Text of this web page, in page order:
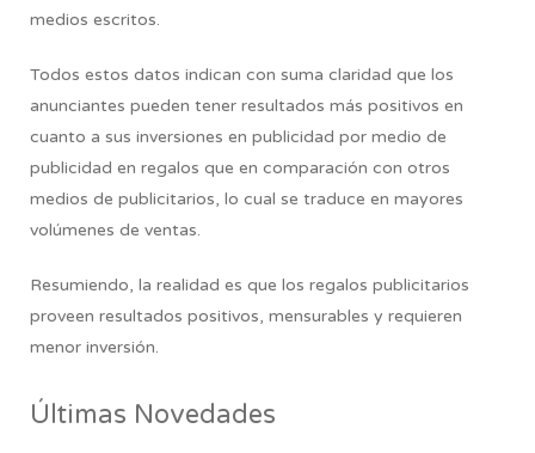
medios escritos.
Todos estos datos indican con suma claridad que los
anunciantes pueden tener resultados más positivos en
cuanto a sus inversiones en publicidad por medio de
publicidad en regalos que en comparación con otros
medios de publicitarios, lo cual se traduce en mayores
volúmenes de ventas.
Resumiendo, la realidad es que los regalos publicitarios
proveen resultados positivos, mensurables y requieren
menor inversión.
Últimas Novedades